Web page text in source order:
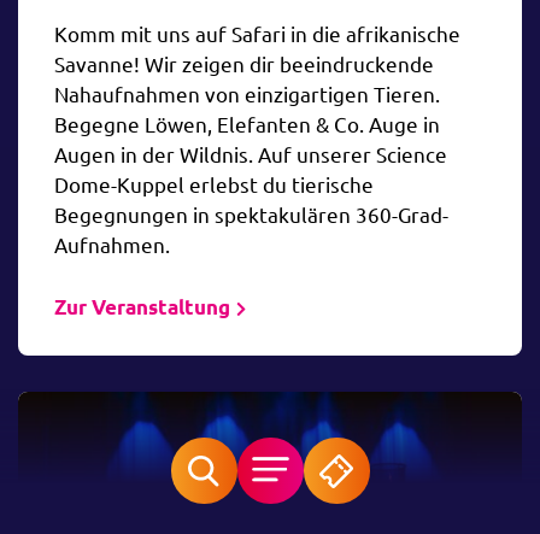
Komm mit uns auf Safari in die afrikanische
Savanne! Wir zeigen dir beeindruckende
Nahaufnahmen von einzigartigen Tieren.
Begegne Löwen, Elefanten & Co. Auge in
Augen in der Wildnis. Auf unserer Science
Dome-Kuppel erlebst du tierische
Begegnungen in spektakulären 360-Grad-
Aufnahmen.
Zur Veranstaltung